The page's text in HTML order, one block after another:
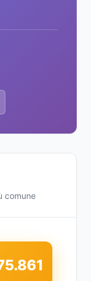
comune